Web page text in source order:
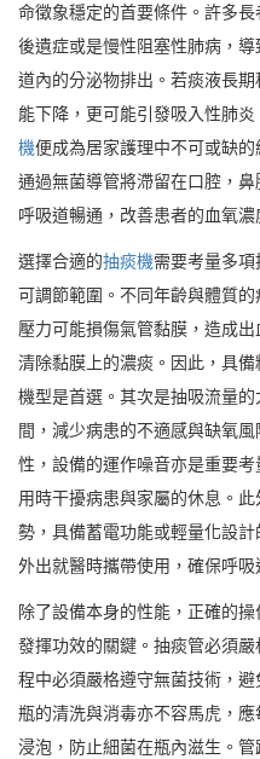
命徵象穩定的首要條件。許多
後遺症或是慢性阻塞性肺病，
道內的分泌物排出。若痰液長
能下降，更可能引發吸入性肺
機便成為居家護理中不可或缺
通過無菌導管將滯留在口腔，
呼吸道暢通，改善患者的血氧濃
選擇合適的抽痰機需要考量多
可調節範圍。不同年齡與體質
壓力可能損傷氣管黏膜，造成
清除黏膜上的濃痰。因此，具
機型是首選。其次是抽吸流量
間，減少病患的不適感與缺氧
性，設備的運作噪音亦是重要
用時干擾病患與家屬的休息。
勢，具備蓄電功能或輕量化設
外出就醫時攜帶使用，確保呼吸
除了設備本身的性能，正確的
發揮功效的關鍵。抽痰管必須
程中必須嚴格遵守無菌技術，
瓶的清洗與消毒亦不容馬虎，
浸泡，防止細菌在瓶內滋生。